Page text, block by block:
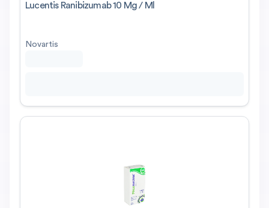
Lucentis Ranibizumab 10 Mg / Ml
Novartis